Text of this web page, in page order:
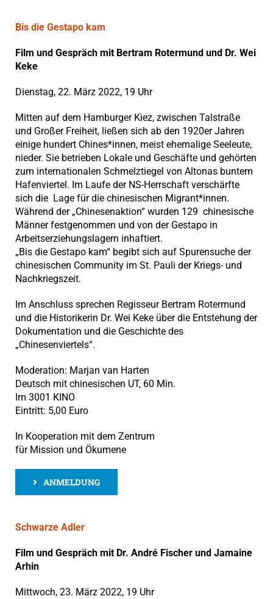
Bis die Gestapo kam
Film und Gespräch mit Bertram Rotermund und Dr. Wei
Keke
Dienstag, 22. März 2022, 19 Uhr
Mitten auf dem Hamburger Kiez, zwischen Talstraße
und Großer Freiheit, ließen sich ab den 1920er Jahren
einige hundert Chines*innen, meist ehemalige Seeleute,
nieder. Sie betrieben Lokale und Geschäfte und gehörten
zum internationalen Schmelztiegel von Altonas buntem
Hafenviertel. Im Laufe der NS-Herrschaft verschärfte
sich die Lage für die chinesischen Migrant*innen.
Während der „Chinesenaktion“ wurden 129 chinesische
Männer festgenommen und von der Gestapo in
Arbeitserziehungslagern inhaftiert.
„Bis die Gestapo kam“ begibt sich auf Spurensuche der
chinesischen Community im St. Pauli der Kriegs- und
Nachkriegszeit.
Im Anschluss sprechen Regisseur Bertram Rotermund
und die Historikerin Dr. Wei Keke über die Entstehung der
Dokumentation und die Geschichte des
„Chinesenviertels“.
Moderation: Marjan van Harten
Deutsch mit chinesischen UT, 60 Min.
Im 3001 KINO
Eintritt: 5,00 Euro
In Kooperation mit dem Zentrum
für Mission und Ökumene
ANMELDUNG
Schwarze Adler
Film und Gespräch mit Dr. André Fischer und Jamaine
Arhin
Mittwoch, 23. März 2022, 19 Uhr